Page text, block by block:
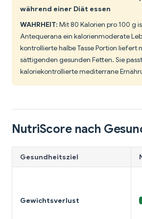
während einer Diät essen
WAHRHEIT: Mit 80 Kalorien pro 100 g
Antequerana ein kalorienmoderate
kontrollierte halbe Tasse Portion liefert
sättigenden gesunden Fetten. Sie
kaloriekontrollierte mediterrane
NutriScore nach
Gesundheitsziel
Gewichtsverlust